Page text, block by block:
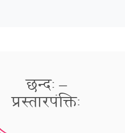
छन्दः –
प्रस्तारपंक्तिः